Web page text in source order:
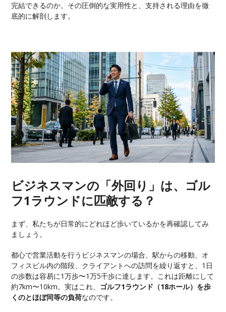
完結できるのか。その圧倒的な実用性と、支持される理由を徹
底的に解剖します。
ビジネスマンの「外回り」は、ゴル
フ1ラウンドに匹敵する？
まず、私たちが日常的にどれほど歩いているかを再確認してみ
ましょう。
都心で営業活動を行うビジネスマンの場合、駅からの移動、オ
フィスビル内の階段、クライアントへの訪問を繰り返すと、1日
の歩数は容易に1万歩〜1万5千歩に達します。これは距離にして
約7km〜10km。実はこれ、 ゴルフ1ラウンド（18ホール）を歩
くのとほぼ同等の負荷なのです。